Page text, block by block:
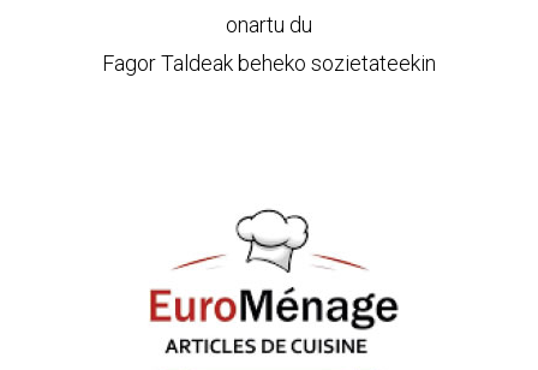
onartu du
Fagor Taldeak beheko sozietateekin